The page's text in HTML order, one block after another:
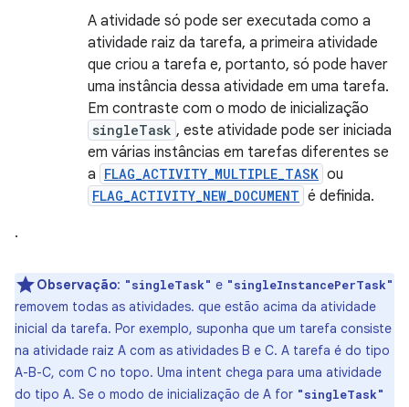
A atividade só pode ser executada como a
atividade raiz da tarefa, a primeira atividade
que criou a tarefa e, portanto, só pode haver
uma instância dessa atividade em uma tarefa.
Em contraste com o modo de inicialização
singleTask , este atividade pode ser iniciada
em várias instâncias em tarefas diferentes se
a FLAG_ACTIVITY_MULTIPLE_TASK ou
FLAG_ACTIVITY_NEW_DOCUMENT é definida.
.
Observação: "singleTask" e "singleInstancePerTask"
removem todas as atividades. que estão acima da atividade
inicial da tarefa. Por exemplo, suponha que um tarefa consiste
na atividade raiz A com as atividades B e C. A tarefa é do tipo
A-B-C, com C no topo. Uma intent chega para uma atividade
do tipo A. Se o modo de inicialização de A for "singleTask"